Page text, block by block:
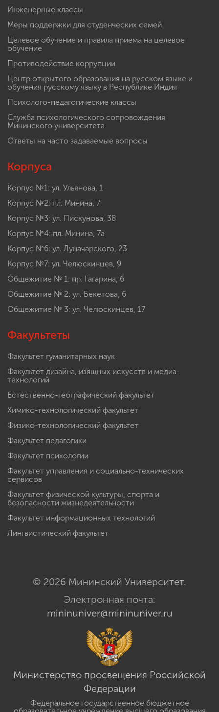
Инженерные классы
Меры поддержки для студенческих семей
Целевое обучение и правила приема на целевое
обучение
Противодействие коррупции
Центр открытого образования на русском языке и
обучения русскому языку в Республике Индия
Психолого-педагогические классы
Служба психологического сопровождения
Мининского университета
Ответы на часто задаваемые вопросы
Корпуса
Корпус №1: ул. Ульянова, 1
Корпус №2: пл. Минина, 7
Корпус №3: ул. Пискунова, 38
Корпус №4: пл. Минина, 7а
Корпус №6: ул. Луначарского, 23
Корпус №7: ул. Челюскинцев, 9
Общежитие № 1: пр. Гагарина, 6
Общежитие № 2: ул. Бекетова, 6
Общежитие № 3: ул. Челюскинцев, 17
Факультеты
Факультет гуманитарных наук
Факультет дизайна, изящных искусств и медиа-
технологий
Естественно-географический факультет
Химико-технологический факультет
Физико-технологический факультет
Факультет педагогики
Факультет психологии
Факультет управления и социально-технических
сервисов
Факультет физической культуры, спорта и
безопасности жизнедеятельности
Факультет информационных технологий
Лингвистический факультет
© 2026 Мининский Университет.
Электронная почта:
mininuniver@mininuniver.ru
Министерство просвещения Российской
Федерации
Федеральное государственное бюджетное